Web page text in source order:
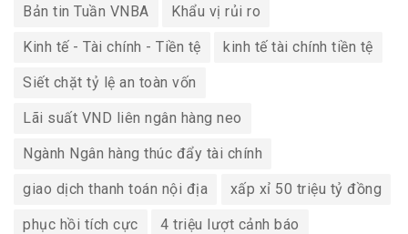
Bản tin Tuần VNBA Khẩu vị rủi ro
Kinh tế - Tài chính - Tiền tệ kinh tế tài chính tiền tệ
Siết chặt tỷ lệ an toàn vốn
Lãi suất VND liên ngân hàng neo
Ngành Ngân hàng thúc đẩy tài chính
giao dịch thanh toán nội địa xấp xỉ 50 triệu tỷ đồng
phục hồi tích cực 4 triệu lượt cảnh báo